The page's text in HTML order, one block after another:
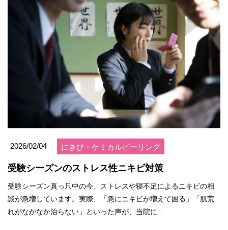
2026/02/04 にきび・ケミカルピーリング
受験シーズンのストレス性ニキビ対策
受験シーズン真っ只中の今、ストレスや寝不足によるニキビの相
談が急増しています。実際、「急にニキビが増えて困る」「肌荒
れがなかなか治らない」といった声が、当院に...